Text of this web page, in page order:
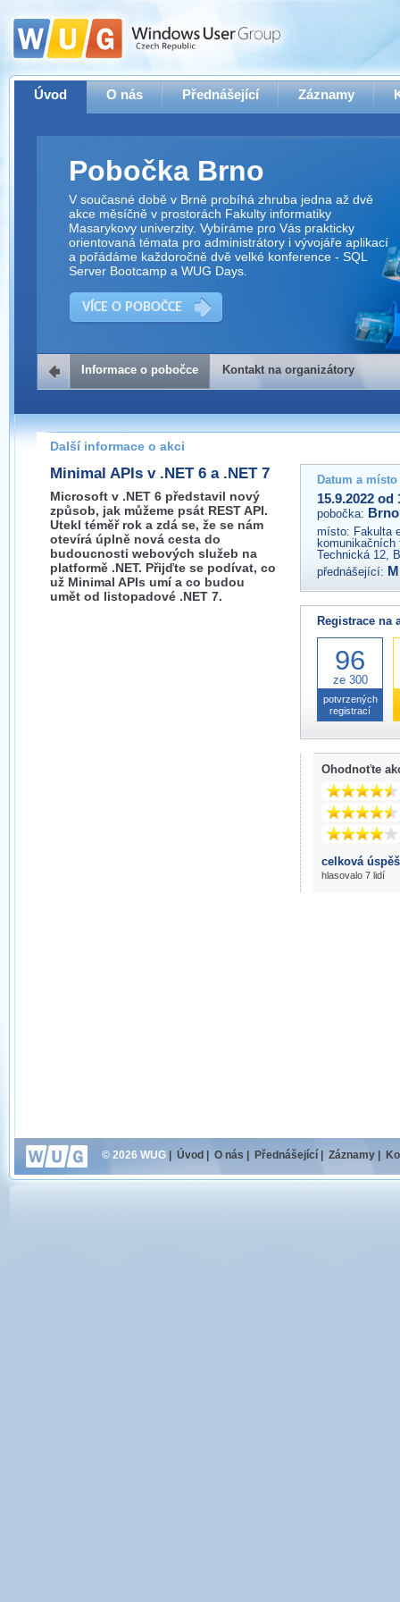
Úvod O nás Přednášející Záznamy
Pobočka Brno
V současné době v Brně probíhá zhruba jedna až dvě
akce měsíčně v prostorách Fakulty informatiky
Masarykovy univerzity. Vybíráme pro Vás prakticky
orientovaná témata pro administrátory i vývojáře aplikací
a pořádáme každoročně dvě velké konference - SQL
Server Bootcamp a WUG Days.
VÍCE O POBOČCE
Kontakt na organizátory
Pokud máte jakýkoliv dotaz na organizátory této akce,
prosím neváhejte nás kontaktovat na e-mailu:
brno@wug.cz
Informace o pobočce Kontakt na organizátory
Další informace o akci
Minimal APIs v .NET 6 a .NET 7
Microsoft v .NET 6 představil nový
způsob, jak můžeme psát REST API.
Utekl téměř rok a zdá se, že se nám
otevírá úplně nová cesta do
budoucnosti webových služeb na
platformě .NET. Přijďte se podívat, co
už Minimal APIs umí a co budou
umět od listopadové .NET 7.
Datum a
15.9.2022 od
pobočka: Brno
místo: Fakulta
Technická 12,
přednášející:
Registrace na
96
ze 300
potvrzených
registrací
Ohodnoťte
celková
hlasovalo 7 lidí
© 2026 WUG Úvod O nás Přednášející Záznamy